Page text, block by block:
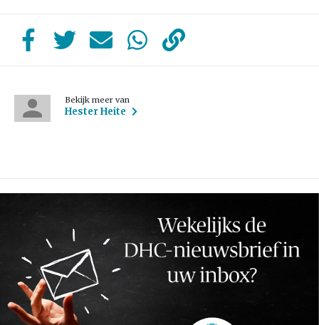
Bekijk meer van
Hester Heite